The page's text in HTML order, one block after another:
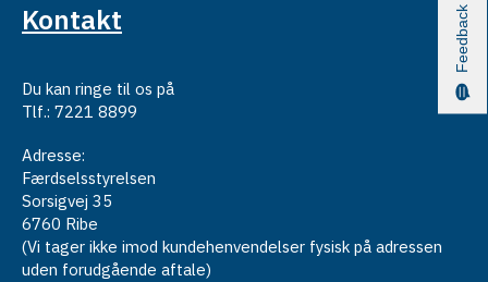
Kontakt
Du kan ringe til os på
Tlf.: 7221 8899
Adresse:
Færdselsstyrelsen
Sorsigvej 35
6760 Ribe
(Vi tager ikke imod kundehenvendelser fysisk på adressen
uden forudgående aftale)
Feedback